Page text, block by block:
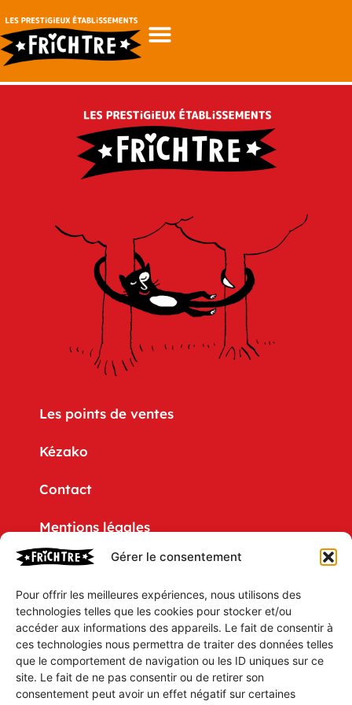
Gérer le consentement
Pour offrir les meilleures expériences, nous utilisons des
technologies telles que les cookies pour stocker et/ou
accéder aux informations des appareils. Le fait de consentir à
ces technologies nous permettra de traiter des données telles
que le comportement de navigation ou les ID uniques sur ce
site. Le fait de ne pas consentir ou de retirer son
consentement peut avoir un effet négatif sur certaines
Les points de ventes
Kézako
Contact
Mentions légales
Politique de confidentialité
CGV
Mon compte
Mon Panier